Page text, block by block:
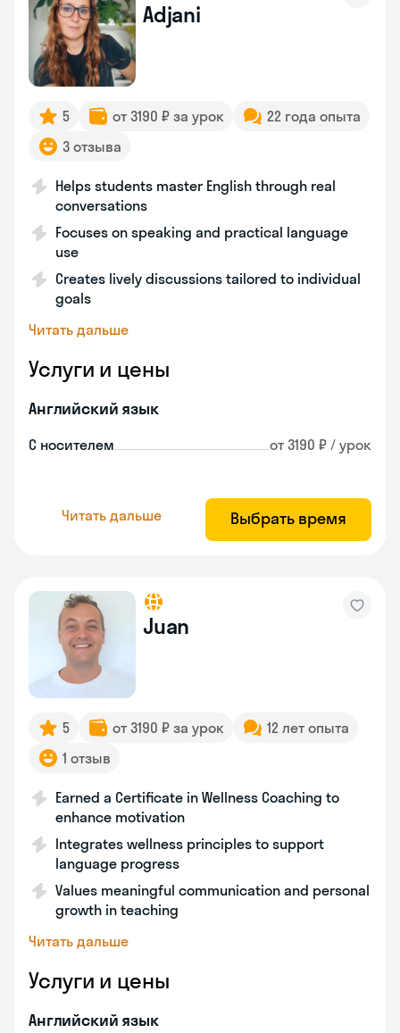
Adjani
5 от 3190 ₽ за урок
22 года опыта
3 отзыва
Helps students master English through real
conversations
Focuses on speaking and practical language
use
Creates lively discussions tailored to individual
goals
Читать дальше
Услуги и цены
Английский язык
С носителем от 3190 ₽ / урок
Читать дальше Выбрать время
Juan
5 от 3190 ₽ за урок
12 лет опыта
1 отзыв
Earned a Certificate in Wellness Coaching to
enhance motivation
Integrates wellness principles to support
language progress
Values meaningful communication and personal
growth in teaching
Читать дальше
Услуги и цены
Английский язык